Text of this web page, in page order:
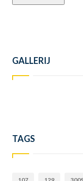
GALLERIJ
TAGS
107 129